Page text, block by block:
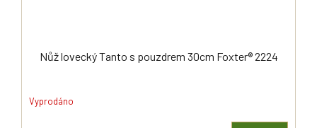
Nůž lovecký Tanto s pouzdrem 30cm Foxter® 2224
Vyprodáno